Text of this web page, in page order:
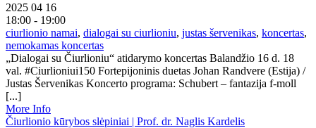
2025 04 16
18:00 - 19:00
ciurlionio namai, dialogai su ciurlioniu, justas šervenikas, koncertas,
nemokamas koncertas
„Dialogai su Čiurlioniu“ atidarymo koncertas Balandžio 16 d. 18
val. #Ciurlioniui150 Fortepijoninis duetas Johan Randvere (Estija) /
Justas Šervenikas Koncerto programa: Schubert – fantazija f-moll
[...]
More Info
Čiurlionio kūrybos slėpiniai | Prof. dr. Naglis Kardelis